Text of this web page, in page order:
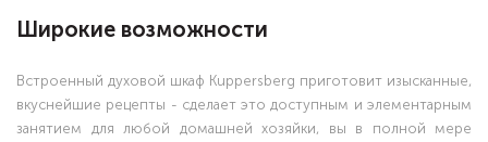
Широкие возможности
Встроенный духовой шкаф Kuppersberg приготовит изысканные,
вкуснейшие рецепты - сделает это доступным и элементарным
занятием для любой домашней хозяйки, вы в полной мере